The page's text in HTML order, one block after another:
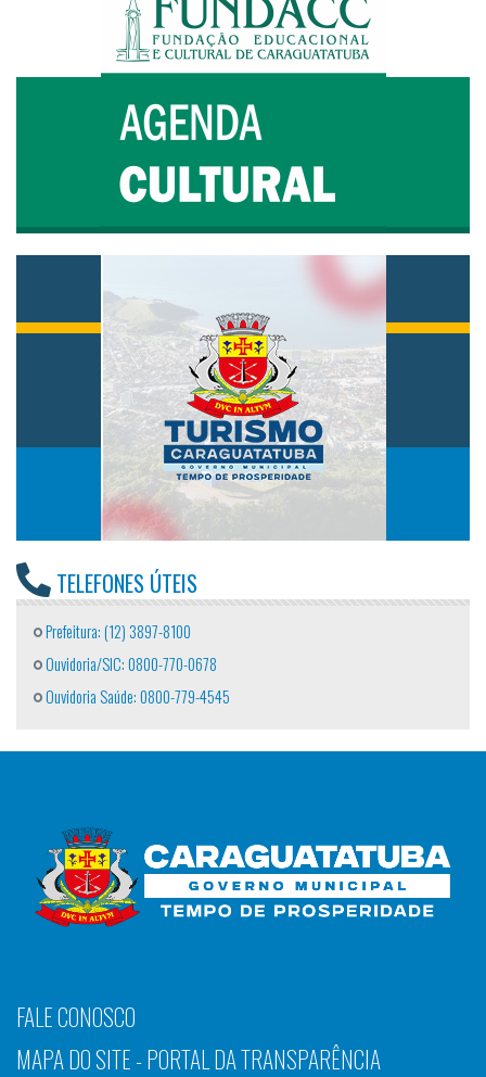
TELEFONES ÚTEIS
Prefeitura: (12) 3897-8100
Ouvidoria/SIC: 0800-770-0678
Ouvidoria Saúde: 0800-779-4545
FALE CONOSCO
MAPA DO SITE - PORTAL DA TRANSPARÊNCIA